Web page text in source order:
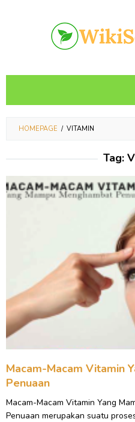
HOMEPAGE / VITAMIN
Tag:
Macam-Macam Vitamin
Penuaan
Macam-Macam Vitamin Yang
Penuaan merupakan suatu